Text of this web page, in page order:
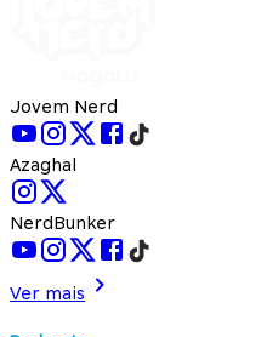
Jovem Nerd
Azaghal
NerdBunker
Ver mais